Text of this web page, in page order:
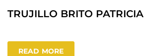
TRUJILLO BRITO PATRICIA
READ MORE